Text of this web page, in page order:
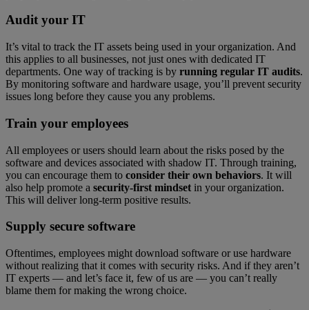
Audit your IT
It’s vital to track the IT assets being used in your organization. And
this applies to all businesses, not just ones with dedicated IT
departments. One way of tracking is by running regular IT audits.
By monitoring software and hardware usage, you’ll prevent security
issues long before they cause you any problems.
Train your employees
All employees or users should learn about the risks posed by the
software and devices associated with shadow IT. Through training,
you can encourage them to consider their own behaviors. It will
also help promote a security-first mindset in your organization.
This will deliver long-term positive results.
Supply secure software
Oftentimes, employees might download software or use hardware
without realizing that it comes with security risks. And if they aren’t
IT experts — and let’s face it, few of us are — you can’t really
blame them for making the wrong choice.